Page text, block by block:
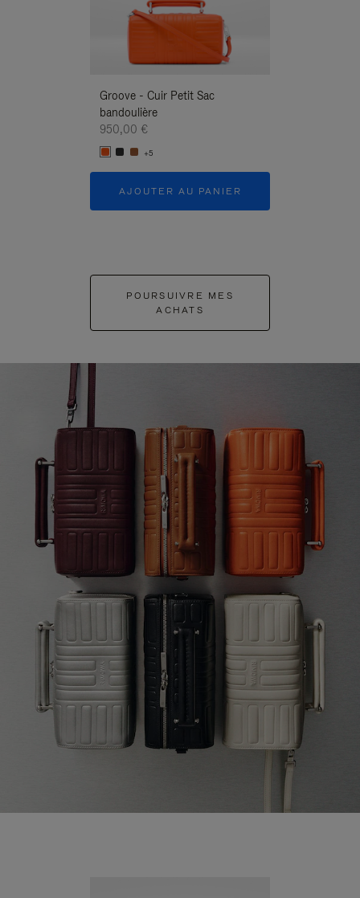
Groove - Cuir Petit Sac
bandoulière
950,00 €
+5
AJOUTER AU PANIER
POURSUIVRE MES
ACHATS